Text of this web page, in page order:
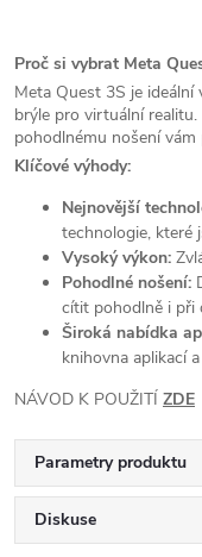
Proč si vybrat Meta
Meta Quest 3S je
brýle pro virtuální
pohodlnému nošení
Klíčové výhody:
Nejnovější
technologie, které
Vysoký výkon:
Pohodlné nošení:
cítit pohodlně i při
Široká nabídka
knihovna aplikací
NÁVOD K POUŽITÍ ZDE
Parametry produktu
Diskuse